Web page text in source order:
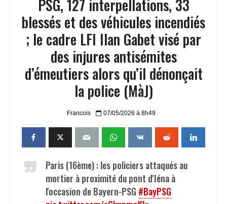
PSG, 127 interpellations, 33
blessés et des véhicules incendiés
; le cadre LFI Ilan Gabet visé par
des injures antisémites
d’émeutiers alors qu’il dénonçait
la police (MàJ)
Francois 07/05/2026 à 8h49
Paris (16ème) : les policiers attaqués au
mortier à proximité du pont d'Iéna à
l'occasion de Bayern-PSG #BayPSG